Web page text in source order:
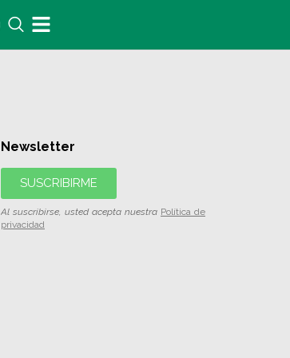
Newsletter
SUSCRIBIRME
Al suscribirse, usted acepta nuestra Política de
privacidad